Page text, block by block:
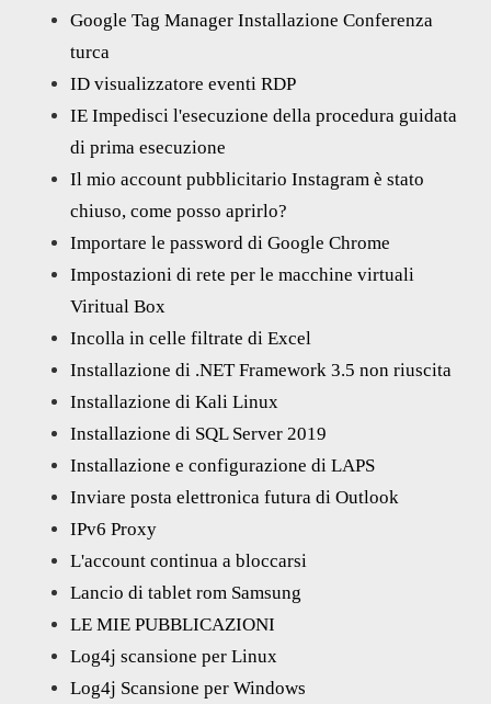
Google Tag Manager Installazione Conferenza
turca
ID visualizzatore eventi RDP
IE Impedisci l'esecuzione della procedura guidata
di prima esecuzione
Il mio account pubblicitario Instagram è stato
chiuso, come posso aprirlo?
Importare le password di Google Chrome
Impostazioni di rete per le macchine virtuali
Viritual Box
Incolla in celle filtrate di Excel
Installazione di .NET Framework 3.5 non riuscita
Installazione di Kali Linux
Installazione di SQL Server 2019
Installazione e configurazione di LAPS
Inviare posta elettronica futura di Outlook
IPv6 Proxy
L'account continua a bloccarsi
Lancio di tablet rom Samsung
LE MIE PUBBLICAZIONI
Log4j scansione per Linux
Log4j Scansione per Windows